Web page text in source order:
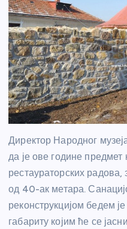
Директор Народног
да је ове године предмет
рестаураторских
од 40-ак метара.
реконструкцијом бедем
габариту којим ће се